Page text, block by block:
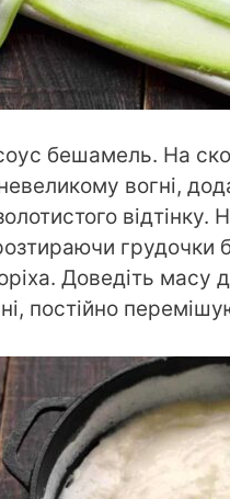
бешамель. На
вогні,
грудочки
Доведіть масу
постійно